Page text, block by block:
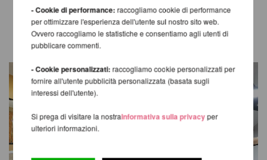
TI CONSIGLIAMO I SEGUENTI
PRODOTTI
- Cookie di performance: raccogliamo cookie di performance
per ottimizzare l'esperienza dell'utente sul nostro sito web.
Ovvero raccogliamo le statistiche e consentiamo agli utenti di
pubblicare commenti.
- Cookie personalizzati: raccogliamo cookie personalizzati per
fornire all'utente pubblicità personalizzata (basata sugli
interessi dell'utente).
Si prega di visitare la nostraInformativa sulla privacyper
ulteriori informazioni.